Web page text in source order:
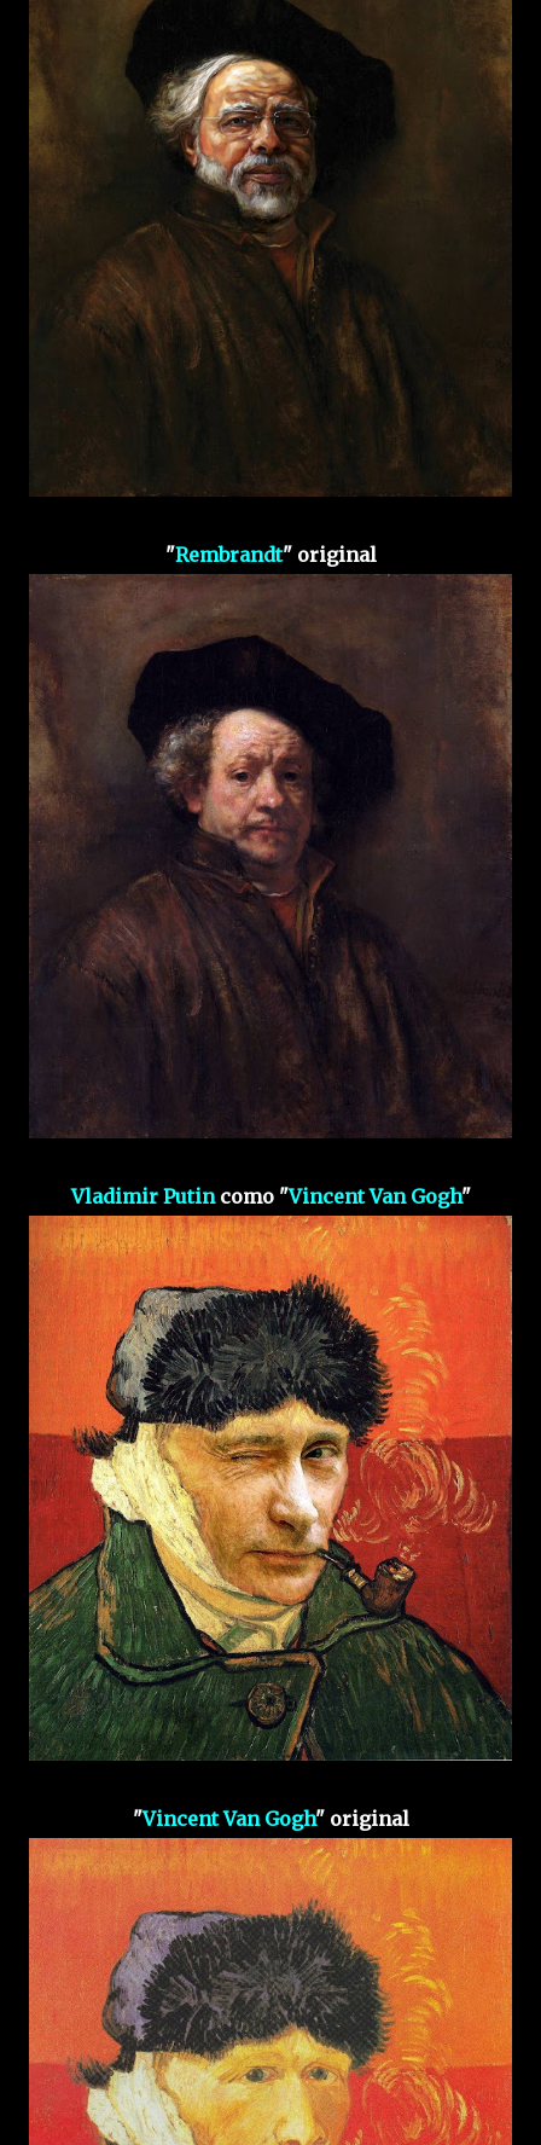
"Rembrandt" original
Vladimir Putincomo "Vincent Van Gogh"
"Vincent Van Gogh" original